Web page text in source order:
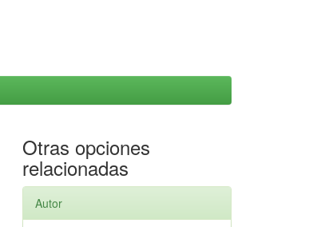
Otras opciones
relacionadas
Autor